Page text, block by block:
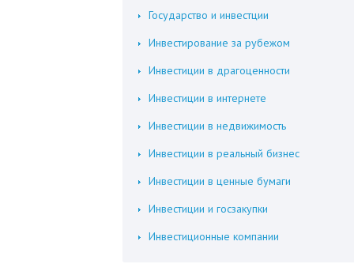
Государство и инвестции
Инвестирование за рубежом
Инвестиции в драгоценности
Инвестиции в интернете
Инвестиции в недвижимость
Инвестиции в реальный бизнес
Инвестиции в ценные бумаги
Инвестиции и госзакупки
Инвестиционные компании